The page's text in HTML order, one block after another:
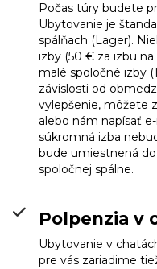
Počas túry budete
Ubytovanie je
spálňach (Lager).
izby (50 € za izbu na
malé spoločné izby
závislosti od
vylepšenie, môžete
alebo nám napísať
súkromná izba
bude umiestnená do
spoločnej spálne.
Polpenzia v
Ubytovanie v
pre vás zariadime